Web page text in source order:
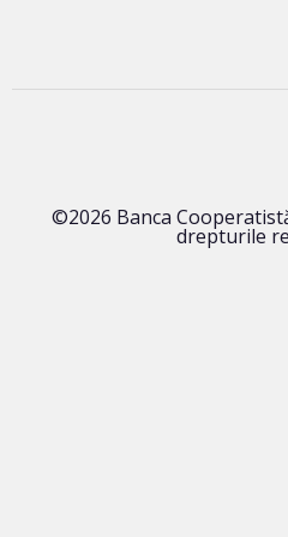
©2026 Banca
drepturile